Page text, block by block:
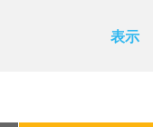
表示